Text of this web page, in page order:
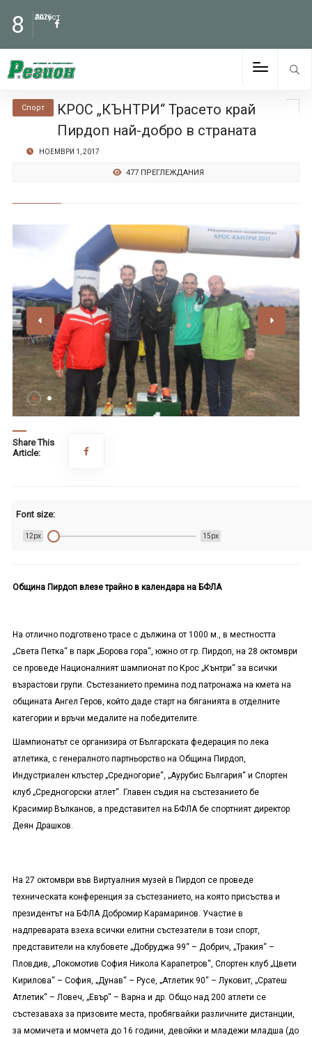
8 Август
2026
Спорт
КРОС „КЪНТРИ“ Трасето край
Пирдоп най-добро в страната
НОЕМВРИ 1, 2017
477 ПРЕГЛЕЖДАНИЯ
Share This
Article:
Font size:
12px 15px
Община Пирдоп влезе трайно в календара на БФЛА
На отлично подготвено трасе с дължина от 1000 м., в местността
„Света Петка“ в парк „Борова гора“, южно от гр. Пирдоп, на 28 октомври
се проведе Националният шампионат по Крос „Кънтри“ за всички
възрастови групи. Състезанието премина под патронажа на кмета на
общината Ангел Геров, който даде старт на бяганията в отделните
категории и връчи медалите на победителите.
Шампионатът се организира от Българската федерация по лека
атлетика, с генералното партньорство на Община Пирдоп,
Индустриален клъстер „Средногорие“, „Аурубис България“ и Спортен
клуб „Средногорски атлет“. Главен съдия на състезанието бе
Красимир Вълканов, а представител на БФЛА бе спортният директор
Деян Драшков.
На 27 октомври във Виртуалния музей в Пирдоп се проведе
техническата конференция за състезанието, на която присъства и
президентът на БФЛА Добромир Карамаринов. Участие в
надпреварата взеха всички елитни състезатели в този спорт,
представители на клубовете „Добруджа 99“ – Добрич, „Тракия“ –
Пловдив, „Локомотив София Никола Карапетров“, Спортен клуб „Цвети
Кирилова“ – София, „Дунав“ – Русе, „Атлетик 90“ – Луковит, „Сратеш
Атлетик“ – Ловеч, „Евър“ – Варна и др. Общо над 200 атлети се
състезаваха за призовите места, пробягвайки различните дистанции,
за момичета и момчета до 16 години, девойки и младежи младша (до